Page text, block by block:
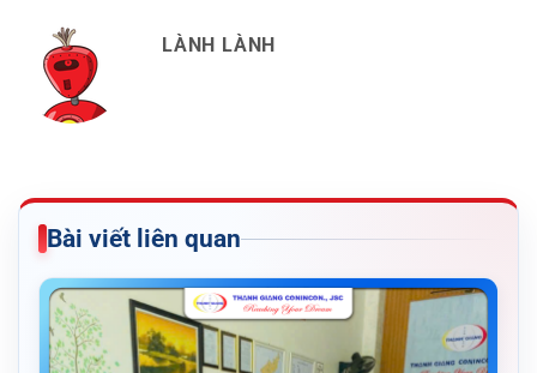
LÀNH LÀNH
Bài viết liên quan